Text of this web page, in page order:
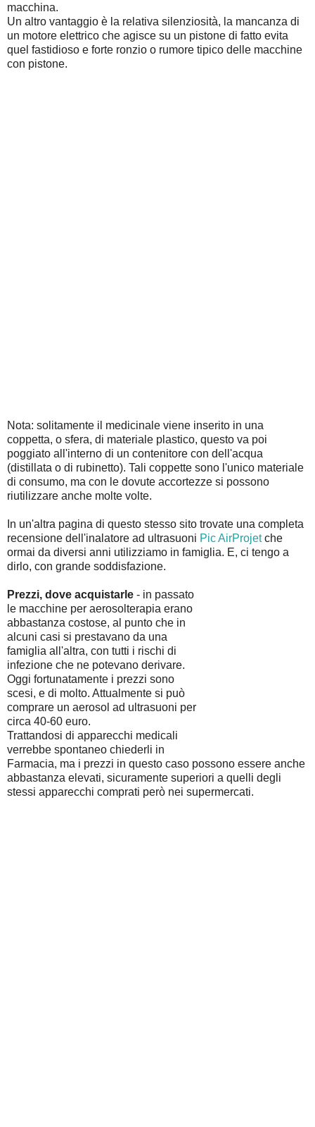
macchina.
Un altro vantaggio è la relativa silenziosità, la mancanza di
un motore elettrico che agisce su un pistone di fatto evita
quel fastidioso e forte ronzio o rumore tipico delle macchine
con pistone.
Nota: solitamente il medicinale viene inserito in una
coppetta, o sfera, di materiale plastico, questo va poi
poggiato all'interno di un contenitore con dell'acqua
(distillata o di rubinetto). Tali coppette sono l'unico materiale
di consumo, ma con le dovute accortezze si possono
riutilizzare anche molte volte.
In un'altra pagina di questo stesso sito trovate una completa
recensione dell'inalatore ad ultrasuoni Pic AirProjetche
ormai da diversi anni utilizziamo in famiglia. E, ci tengo a
dirlo, con grande soddisfazione.
Prezzi, dove acquistarle - in passato
le macchine per aerosolterapia erano
abbastanza costose, al punto che in
alcuni casi si prestavano da una
famiglia all'altra, con tutti i rischi di
infezione che ne potevano derivare.
Oggi fortunatamente i prezzi sono
scesi, e di molto. Attualmente si può
comprare un aerosol ad ultrasuoni per
circa 40-60 euro.
Trattandosi di apparecchi medicali
verrebbe spontaneo chiederli in
Farmacia, ma i prezzi in questo caso possono essere anche
abbastanza elevati, sicuramente superiori a quelli degli
stessi apparecchi comprati però nei supermercati.